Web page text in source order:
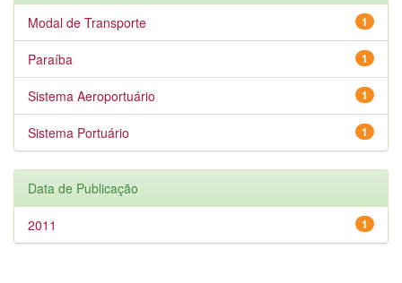
1
Modal de Transporte
1
Paraíba
1
Sistema Aeroportuário
1
Sistema Portuário
Data de Publicação
1
2011